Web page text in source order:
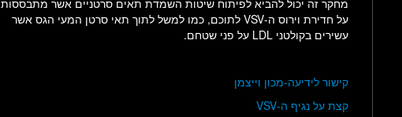
מחקר זה יכול להביא לפיתוח שיטות השמדת תאים סרטניים אשר מתבססות
על חדירת וירוס ה-VSV לתוכם, כמו למשל לתוך תאי סרטן המעי הגס אשר
עשירים בקולטני LDL על פני שטחם.
קישור לידיעה-מכון וייצמן
קצת על נגיף ה-VSV